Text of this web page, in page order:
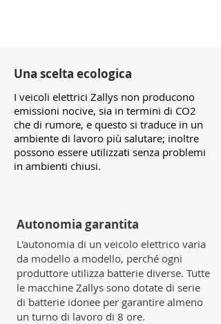
Una scelta ecologica
I veicoli elettrici Zallys non producono
emissioni nocive, sia in termini di CO2
che di rumore, e questo si traduce in un
ambiente di lavoro più salutare; inoltre
possono essere utilizzati senza problemi
in ambienti chiusi.
Autonomia garantita
L'autonomia di un veicolo elettrico varia
da modello a modello, perché ogni
produttore utilizza batterie diverse. Tutte
le macchine Zallys sono dotate di serie
di batterie idonee per garantire almeno
un turno di lavoro di 8 ore.